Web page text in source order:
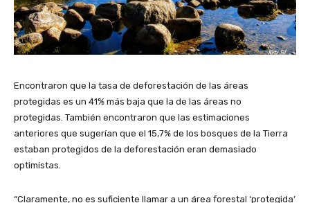
Encontraron que la tasa de deforestación de las áreas
protegidas es un 41% más baja que la de las áreas no
protegidas. También encontraron que las estimaciones
anteriores que sugerían que el 15,7% de los bosques de la Tierra
estaban protegidos de la deforestación eran demasiado
optimistas.
“Claramente, no es suficiente llamar a un área forestal ‘protegida’